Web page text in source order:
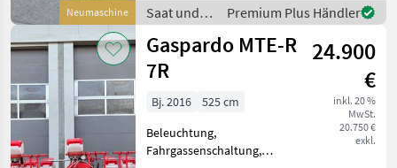
Neumaschine
Zwischenandruckrollen
Edelstah
Saat und
Pflege /
Kuhn
Premium Plus Händler
Gaspardo MTE-R
7R
24.900
€
inkl. 20 %
MwSt.
20.750 €
exkl.
Bj. 2016
525 cm
Beleuchtung,
Fahrgassenschaltung,